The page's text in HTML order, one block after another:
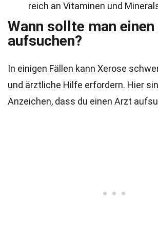
reich an Vitaminen und
Wann sollte man
aufsuchen?
In einigen Fällen kann Xerose
und ärztliche Hilfe erfordern. Hier
Anzeichen, dass du einen Arzt